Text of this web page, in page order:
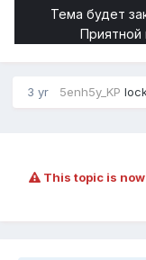
Тема будет
Приятной
3 yr 5enh5y_KP
This topic is